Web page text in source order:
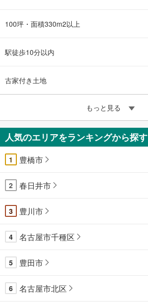
100坪・面積330m2以上
駅徒歩10分以内
古家付き土地
もっと見る
人気のエリアをランキングから探す
1 豊橋市
2 春日井市
3 豊川市
4 名古屋市千種区
5 豊田市
6 名古屋市北区